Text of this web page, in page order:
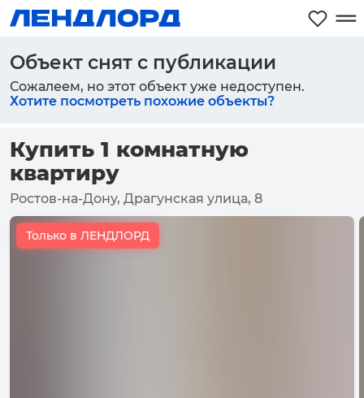
Объект снят с публикации
Сожалеем, но этот объект уже недоступен.
Хотите посмотреть похожие объекты?
Купить 1 комнатную
квартиру
Ростов-на-Дону, Драгунская улица, 8
Только в ЛЕНДЛОРД